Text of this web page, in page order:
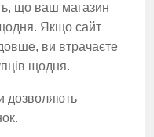
що ваш магазин
Якщо сайт
ви втрачаєте
щодня.
дозволяють